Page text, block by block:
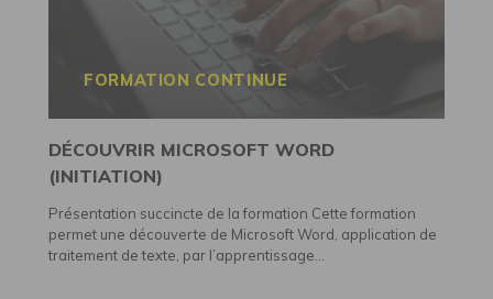
FORMATION CONTINUE
DÉCOUVRIR MICROSOFT WORD
(INITIATION)
Présentation succincte de la formation Cette formation
permet une découverte de Microsoft Word, application de
traitement de texte, par l’apprentissage...